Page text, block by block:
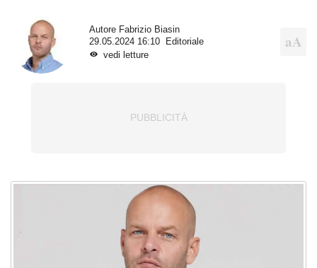
Autore Fabrizio Biasin
29.05.2024 16:10
Editoriale
vedi letture